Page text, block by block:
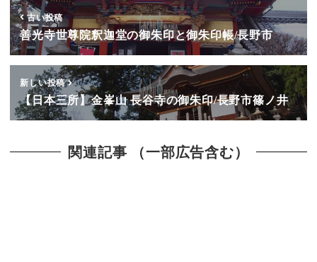
古い投稿
善光寺世尊院釈迦堂の御朱印と御朱印帳/長野市
新しい投稿
【日本三所】金峯山 長谷寺の御朱印/長野市篠ノ井
関連記事 （一部広告含む）